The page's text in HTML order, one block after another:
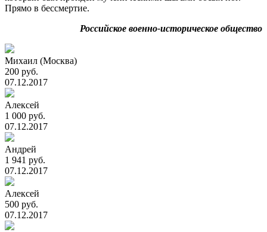
Прямо в бессмертие.
Российское военно-историческое общество
Михаил (Москва)
200 руб.
07.12.2017
Алексей
1 000 руб.
07.12.2017
Андрей
1 941 руб.
07.12.2017
Алексей
500 руб.
07.12.2017